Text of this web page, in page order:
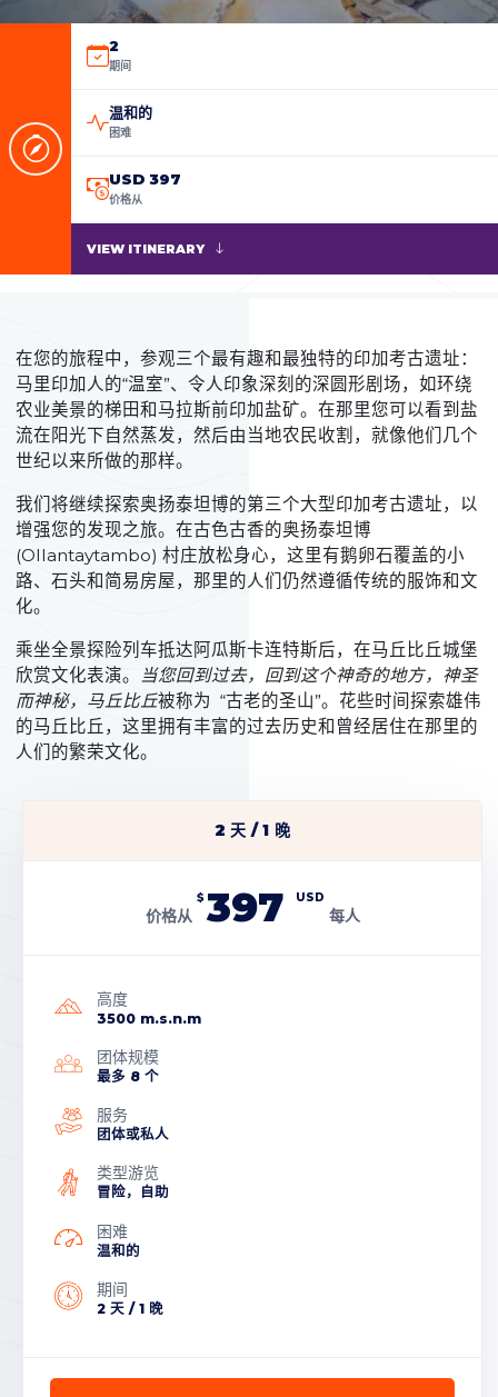
2
期间
温和的
困难
USD 397
价格从
VIEW ITINERARY
在您的旅程中，参观三个最有趣和最独特的印加考古遗址：
马里印加人的“温室”、令人印象深刻的深圆形剧场，如环绕
农业美景的梯田和马拉斯前印加盐矿。在那里您可以看到盐
流在阳光下自然蒸发，然后由当地农民收割，就像他们几个
世纪以来所做的那样。
我们将继续探索奥扬泰坦博的第三个大型印加考古遗址，以
增强您的发现之旅。在古色古香的奥扬泰坦博
(Ollantaytambo) 村庄放松身心，这里有鹅卵石覆盖的小
路、石头和简易房屋，那里的人们仍然遵循传统的服饰和文
化。
乘坐全景探险列车抵达阿瓜斯卡连特斯后，在马丘比丘城堡
欣赏文化表演。
当您回到过去，回到这个神奇的地方，神圣
而神秘，马丘比丘被称为 “古老的圣山”。花些时间探索雄伟
的马丘比丘，这里拥有丰富的过去历史和曾经居住在那里的
人们的繁荣文化。
2 天 / 1 晚
价格从
$397 USD
每人
高度
3500 m.s.n.m
团体规模
最多 8 个
服务
团体或私人
类型游览
冒险，自助
困难
温和的
期间
2 天 / 1 晚